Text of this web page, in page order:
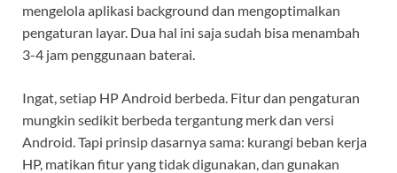
mengelola aplikasi background dan mengoptimalkan
pengaturan layar. Dua hal ini saja sudah bisa menambah
3-4 jam penggunaan baterai.
Ingat, setiap HP Android berbeda. Fitur dan pengaturan
mungkin sedikit berbeda tergantung merk dan versi
Android. Tapi prinsip dasarnya sama: kurangi beban kerja
HP, matikan fitur yang tidak digunakan, dan gunakan